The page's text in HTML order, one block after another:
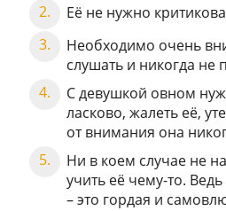
Её не нужно
Необходимо очень
слушать и никогда не
С девушкой овном
ласково, жалеть её,
от внимания она
Ни в коем случае не
учить её чему-то.
– это гордая и